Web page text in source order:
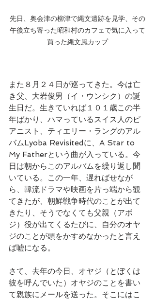
先日、奥会津の柳津で縄文遺跡を見学、その
午後立ち寄った昭和村のカフェで気に入って
買った縄文風カップ
また８月２４日が巡ってきた。今は亡
き父、大岩俊男（イ・ウンシク）の誕
生日だ。生きていれば１０１歳この半
年ばかり、ハマっているスイス人のピ
アニスト、ティエリー・ラングのアル
バムLyoba Revisitedに、A Star to
My Fatherという曲が入っている。今
日は朝からこのアルバムを繰り返し聞
いている。この一年、遅ればせなが
ら、韓流ドラマや映画を片っ端から観
てきたが、朝鮮戦争時代のことが出て
きたり、そうでなくても父親（アボ
ジ）役が出てくるたびに、自分のオヤ
ジのことが頭をかすめなかったと言え
ば嘘になる。
さて、去年の今日、オヤジ（とぼくは
彼を呼んでいた）オヤジのことを書い
て親族にメールを送った。そこにはこ